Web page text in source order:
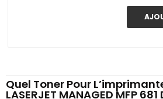
Quel Toner Pour
LASERJET MANAGED MFP 681